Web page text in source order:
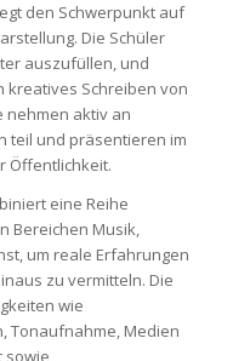
den Schwerpunkt auf
Die Schüler
auszufüllen, und
kreatives Schreiben von
nehmen aktiv an
teil und präsentieren im
Öffentlichkeit.
eine Reihe
Bereichen Musik,
um reale Erfahrungen
zu vermitteln. Die
wie
Tonaufnahme, Medien
sowie